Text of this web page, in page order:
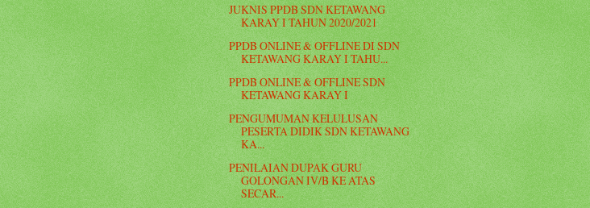
JUKNIS PPDB SDN KETAWANG
KARAY I TAHUN 2020/2021
PPDB ONLINE & OFFLINE DI SDN
KETAWANG KARAY I TAHU...
PPDB ONLINE & OFFLINE SDN
KETAWANG KARAY I
PENGUMUMAN KELULUSAN
PESERTA DIDIK SDN KETAWANG
KA...
PENILAIAN DUPAK GURU
GOLONGAN IV/B KE ATAS
SECAR...